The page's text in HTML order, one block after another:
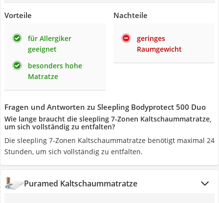
Vorteile
für Allergiker
geeignet
besonders hohe
Matratze
Nachteile
geringes
Raumgewicht
Fragen und Antworten zu Sleepling Bodyprotect 500 Duo
Wie lange braucht die sleepling 7-Zonen Kaltschaummatratze,
um sich vollständig zu entfalten?
Die sleepling 7-Zonen Kaltschaummatratze benötigt maximal 24
Stunden, um sich vollständig zu entfalten.
Puramed Kaltschaummatratze